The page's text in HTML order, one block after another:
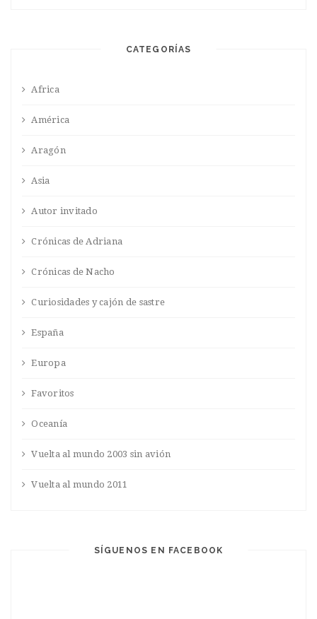
CATEGORÍAS
Africa
América
Aragón
Asia
Autor invitado
Crónicas de Adriana
Crónicas de Nacho
Curiosidades y cajón de sastre
España
Europa
Favoritos
Oceanía
Vuelta al mundo 2003 sin avión
Vuelta al mundo 2011
SÍGUENOS EN FACEBOOK